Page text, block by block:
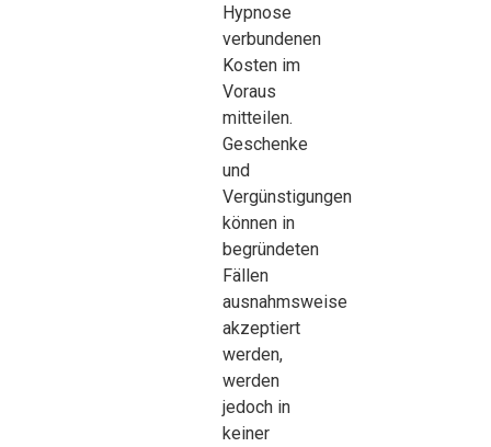
Hypnose
verbundenen
Kosten im
Voraus
mitteilen.
Geschenke
und
Vergünstigungen
können in
begründeten
Fällen
ausnahmsweise
akzeptiert
werden,
werden
jedoch in
keiner